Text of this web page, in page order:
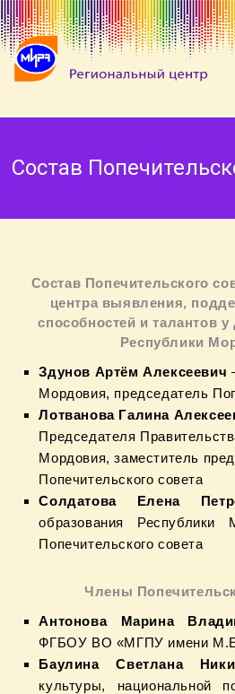
Состав
Состав Попечительского
центра выявления,
способностей и талантов
Республики
Здунов Артём Алексеевич
Мордовия, председатель
Лотванова Галина
Председателя
Мордовия, заместитель
Попечительского совета
Солдатова Елена
образования Республики
Попечительского совета
Члены
Антонова Марина
ФГБОУ ВО «МГПУ имени
Баулина Светлана
культуры, национальной